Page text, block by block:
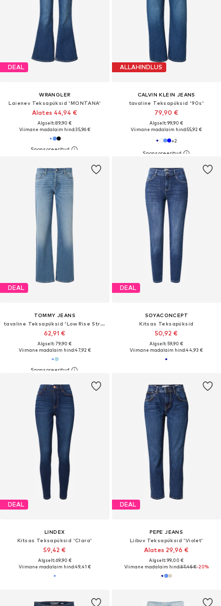
DEAL
WRANGLER
Laienev Teksapüksid 'MONTANA'
Alates 44,94 €
Algselt: 89,90 €
Viimane madalaim hind:35,96 €
ALLAHINDLUS
CALVIN KLEIN JEANS
tavaline Teksapüksid '90s'
79,90 €
Algselt: 99,90 €
Viimane madalaim hind:55,92 €
+2
DEAL
TOMMY JEANS
tavaline Teksapüksid 'Low Rise Straight'
62,91 €
Algselt: 79,90 €
Viimane madalaim hind:47,92 €
DEAL
SOYACONCEPT
Kitsas Teksapüksid
50,92 €
Algselt: 59,90 €
Viimane madalaim hind:44,93 €
DEAL
LINDEX
Kitsas Teksapüksid 'Clara'
59,42 €
Algselt: 69,90 €
Viimane madalaim hind:49,41 €
DEAL
PEPE JEANS
Liibuv Teksapüksid 'Violet'
Alates 29,96 €
Algselt: 99,00 €
Viimane madalaim hind:37,45 €-20%